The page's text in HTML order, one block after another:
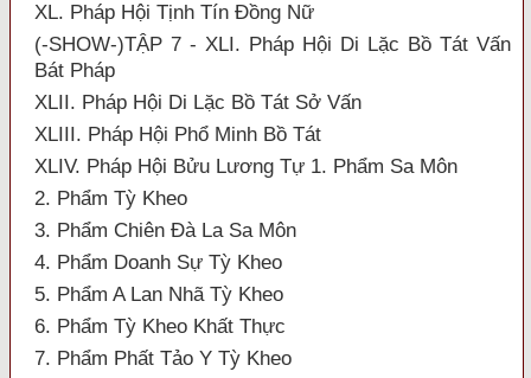
XL. Pháp Hội Tịnh Tín Đồng Nữ
(-SHOW-)TẬP 7 - XLI. Pháp Hội Di Lặc Bồ Tát Vấn
Bát Pháp
XLII. Pháp Hội Di Lặc Bồ Tát Sở Vấn
XLIII. Pháp Hội Phổ Minh Bồ Tát
XLIV. Pháp Hội Bửu Lương Tự 1. Phẩm Sa Môn
2. Phẩm Tỳ Kheo
3. Phẩm Chiên Đà La Sa Môn
4. Phẩm Doanh Sự Tỳ Kheo
5. Phẩm A Lan Nhã Tỳ Kheo
6. Phẩm Tỳ Kheo Khất Thực
7. Phẩm Phất Tảo Y Tỳ Kheo